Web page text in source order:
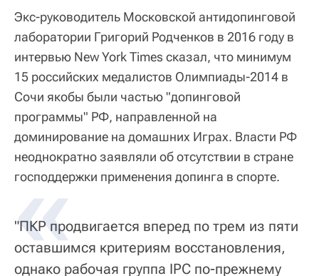
Экс-руководитель Московской антидопинговой
лаборатории Григорий Родченков в 2016 году в
интервью New York Times сказал, что минимум
15 российских медалистов Олимпиады-2014 в
Сочи якобы были частью "допинговой
программы" РФ, направленной на
доминирование на домашних Играх. Власти РФ
неоднократно заявляли об отсутствии в стране
господдержки применения допинга в спорте.
"ПКР продвигается вперед по трем из пяти
оставшимся критериям восстановления,
однако рабочая группа IPC по-прежнему